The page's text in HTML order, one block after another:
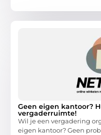
Geen eigen kantoor?
vergaderruimte!
Wil je een vergadering
eigen kantoor? Geen